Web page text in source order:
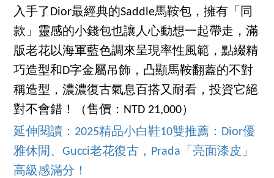
入手了Dior最經典的Saddle馬鞍包，擁有「同
款」靈感的小錢包也讓人心動想一起帶走，滿
版老花以海軍藍色調來呈現率性風範，點綴精
巧造型和D字金屬吊飾，凸顯馬鞍翻蓋的不對
稱造型，濃濃復古氣息百搭又耐看，投資它絕
對不會錯！（售價：NTD 21,000）
延伸閱讀：2025精品小白鞋10雙推薦：Dior優
雅休閒、Gucci老花復古，Prada「亮面漆皮」
高級感滿分！